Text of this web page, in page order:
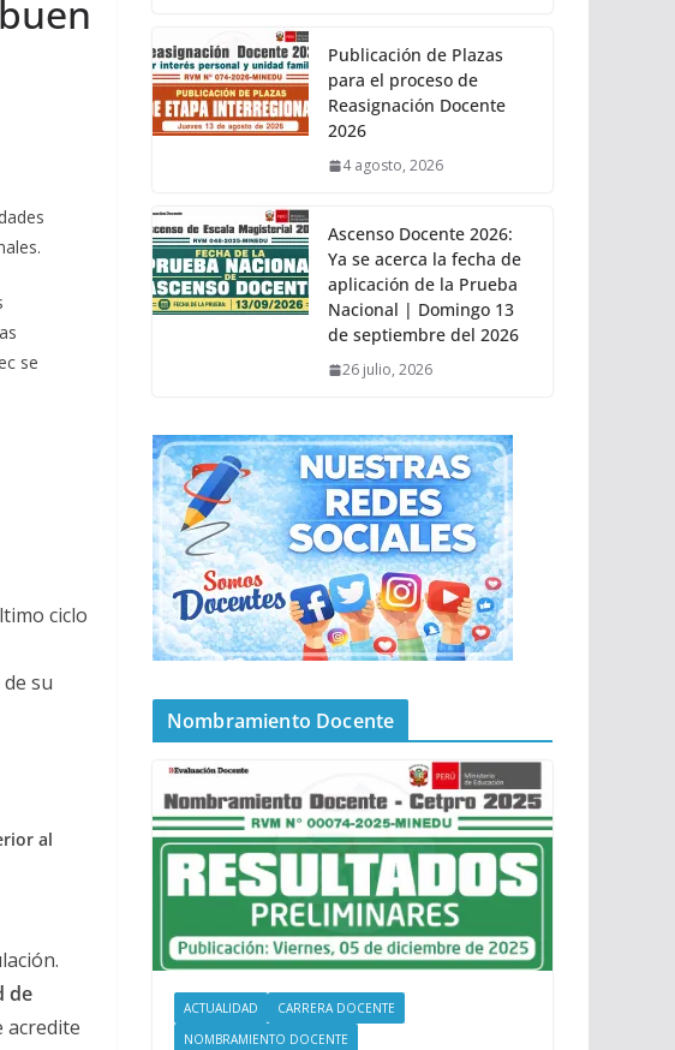
se
ciclo
su
al
de
acredite
Publicación de Plazas
para el proceso de
Reasignación Docente
2026
4 agosto, 2026
Ascenso Docente 2026:
Ya se acerca la fecha de
aplicación de la Prueba
Nacional | Domingo 13
de septiembre del 2026
26 julio, 2026
Nombramiento Docente
ACTUALIDAD
CARRERA DOCENTE
NOMBRAMIENTO DOCENTE